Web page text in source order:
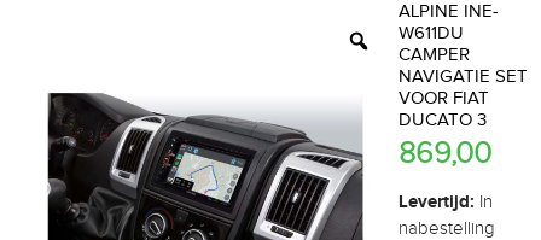
ALPINE INE-
W611DU
CAMPER
NAVIGATIE SET
VOOR FIAT
DUCATO 3
869,00
Levertijd: In
nabestelling